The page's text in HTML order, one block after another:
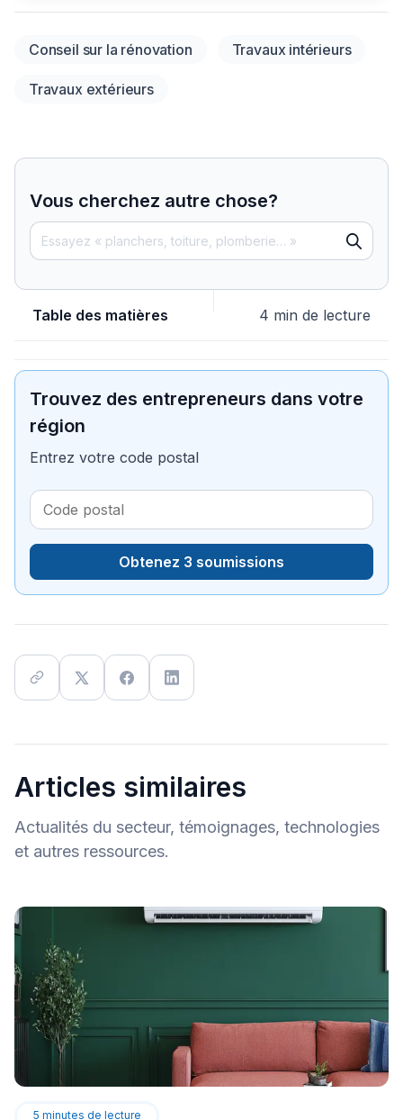
Conseil sur la rénovation Travaux intérieurs
Travaux extérieurs
Vous cherchez autre chose?
Table des matières 4 min de lecture
Trouvez des entrepreneurs dans votre
région
Entrez votre code postal
Obtenez 3 soumissions
Articles similaires
Actualités du secteur, témoignages, technologies
et autres ressources.
5 minutes de lecture